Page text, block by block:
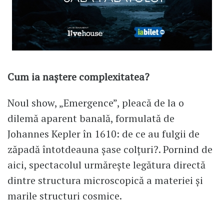
Cum ia naștere complexitatea?
Noul show, „Emergence”, pleacă de la o
dilemă aparent banală, formulată de
Johannes Kepler în 1610: de ce au fulgii de
zăpadă întotdeauna șase colțuri?. Pornind de
aici, spectacolul urmărește legătura directă
dintre structura microscopică a materiei și
marile structuri cosmice.